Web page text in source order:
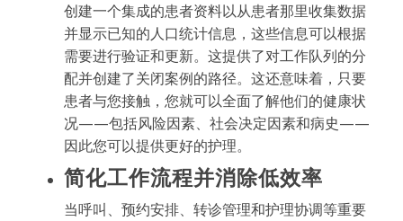
创建一个集成的患者资料以从患者那里收集数据
并显示已知的人口统计信息，这些信息可以根据
需要进行验证和更新。这提供了对工作队列的分
配并创建了关闭案例的路径。这还意味着，只要
患者与您接触，您就可以全面了解他们的健康状
况——包括风险因素、社会决定因素和病史——
因此您可以提供更好的护理。
简化工作流程并消除低效率
当呼叫、预约安排、转诊管理和护理协调等重要